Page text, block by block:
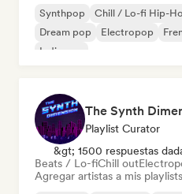
Synthpop Chill / Lo-fi Hip-
Dream pop
Electropop
Indie pop
The Synth
Playlist Curator
&gt; 1500 respuestas
Beats / Lo-fiChill out
Agregar artistas a mis